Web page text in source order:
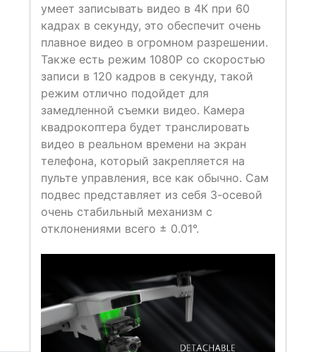
умеет записывать видео в 4К при 60
кадрах в секунду, это обеспечит очень
плавное видео в огромном разрешении.
Также есть режим 1080Р со скоростью
записи в 120 кадров в секунду, такой
режим отлично подойдет для
замедленной съемки видео. Камера
квадрокоптера будет транслировать
видео в реальном времени на экран
телефона, который закрепляется на
пульте управления, все как обычно. Сам
подвес представляет из себя 3-осевой
очень стабильный механизм с
отклонениями всего ± 0.01°.